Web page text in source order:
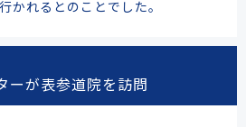
かれるとのことでした。
ーが表参道院を訪問